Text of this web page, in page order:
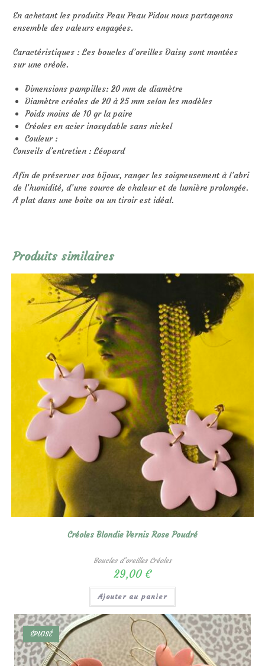
En achetant les produits Peau Peau Pidou nous partageons
ensemble des valeurs engagées.
Caractéristiques : Les boucles d’oreilles Daisy sont montées
sur une créole.
Dimensions pampilles: 20 mm de diamètre
Diamètre créoles de 20 à 25 mm selon les modèles
Poids moins de 10 gr la paire
Créoles en acier inoxydable sans nickel
Couleur :
Conseils d’entretien : Léopard
Afin de préserver vos bijoux, ranger les soigneusement à l’abri
de l’humidité, d’une source de chaleur et de lumière prolongée.
A plat dans une boite ou un tiroir est idéal.
Produits similaires
Créoles Blondie Vernis Rose Poudré
Boucles d'oreilles Créoles
29,00 €
Ajouter au panier
ÉPUISÉ